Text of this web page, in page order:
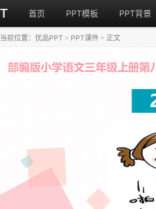
首页 PPT模板 PPT背景
当前位置： 优品PPT > PPT课件 > 正文